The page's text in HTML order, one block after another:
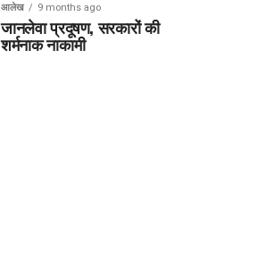
आलेख 9 months ago
जानलेवा प्रदूषण, सरकारों की
शर्मनाक नाकामी